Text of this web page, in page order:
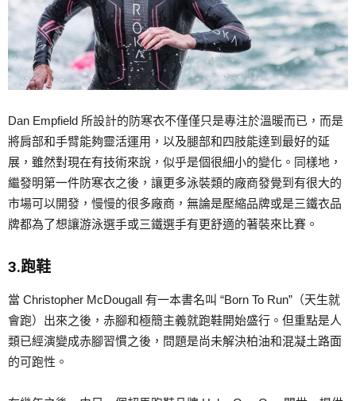
Dan Empfield 所設計的防寒衣不僅僅只是專注於溫暖而已，而是
將肩部和手臂能夠靈活運用，以及腿部和四肢能達到最好的延
展，雖然對現在有技術來說，似乎是個很細小的變化。同樣地，
繼發明第一件防寒衣之後，讓更多泳裝類的廠商發覺到有很大的
市場可以開發，慢慢的很多廠商，無論是壓縮品牌或是三鐵衣品
牌都為了想讓游泳選手或三鐵選手有更舒適的著裝來比賽。
3.跑鞋
當 Christopher McDougall 有一本書名叫 “Born To Run”（天生就
會跑）出來之後，赤腳和極簡主義就跑鞋開始盛行。但重點是人
類已經演變成赤腳習慣之後，問題是尚未解決柏油和混凝土路面
的可跑性。